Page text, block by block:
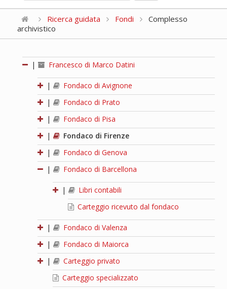
Ricerca guidata Fondi
Complesso
archivistico
| Francesco di Marco Datini
|
Fondaco di Avignone
|
Fondaco di Prato
|
Fondaco di Pisa
|
Fondaco di Firenze
|
Fondaco di Genova
|
Fondaco di Barcellona
|
Libri contabili
Carteggio ricevuto dal fondaco
|
Fondaco di Valenza
|
Fondaco di Maiorca
|
Carteggio privato
Carteggio specializzato